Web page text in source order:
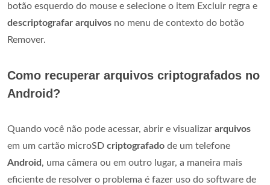
botão esquerdo do mouse e selecione o item Excluir regra e
descriptografar arquivos no menu de contexto do botão
Remover.
Como recuperar arquivos criptografados no
Android?
Quando você não pode acessar, abrir e visualizar arquivos
em um cartão microSD criptografado de um telefone
Android , uma câmera ou em outro lugar, a maneira mais
eficiente de resolver o problema é fazer uso do software de